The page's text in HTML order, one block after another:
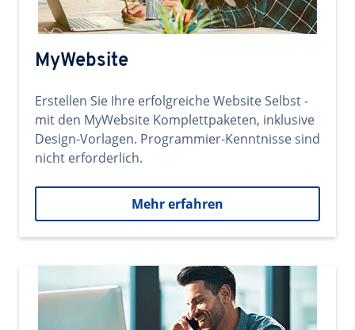
MyWebsite
Erstellen Sie Ihre erfolgreiche Website Selbst -
mit den MyWebsite Komplettpaketen, inklusive
Design-Vorlagen. Programmier-Kenntnisse sind
nicht erforderlich.
Mehr erfahren